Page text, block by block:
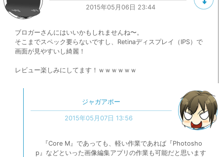
2015年05月06日 23:44
ブロガーさんにはいいかもしれませんね〜。
そこまでスペック要らないですし、Retinaディスプレイ（IPS）で
画面が見やすいし綺麗！
レビュー楽しみにしてます！ｗｗｗｗｗｗ
ジャガアポー
2015年05月07日 13:56
『Core M』であっても、軽い作業であれば『Photosho
p』などといった画像編集アプリの作業も可能だと思います